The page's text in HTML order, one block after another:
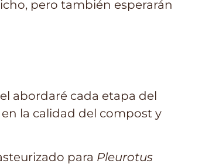
pero también esperarán
abordaré cada etapa del
la calidad del compost y
para Pleurotus